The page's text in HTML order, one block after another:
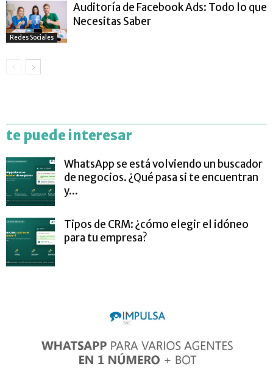
Redes Sociales
Auditoría de Facebook Ads: Todo lo que
Necesitas Saber
te puede interesar
WhatsApp se está volviendo un buscador
de negocios. ¿Qué pasa si te encuentran
y...
Tipos de CRM: ¿cómo elegir el idóneo
para tu empresa?